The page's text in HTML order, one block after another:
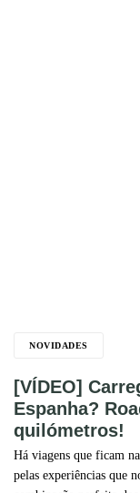
NOVIDADES
[VÍDEO]
Espanha?
quilómetros!
Há viagens que ficam
pelas experiências que